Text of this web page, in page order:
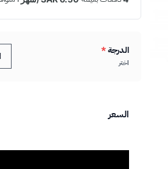
الدرجة*
اختر
السعر